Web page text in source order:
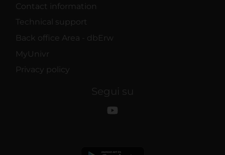
Contact information
Technical support
Back office Area - dbErw
MyUnivr
Privacy policy
Segui su